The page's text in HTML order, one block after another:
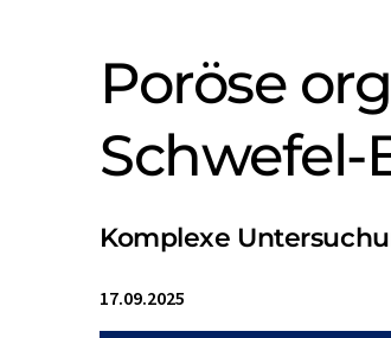
Poröse
Schwefel-
Komplexe
17.09.2025